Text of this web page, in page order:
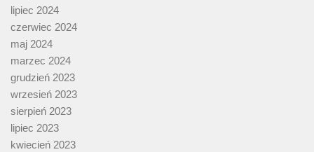
lipiec 2024
czerwiec 2024
maj 2024
marzec 2024
grudzień 2023
wrzesień 2023
sierpień 2023
lipiec 2023
kwiecień 2023